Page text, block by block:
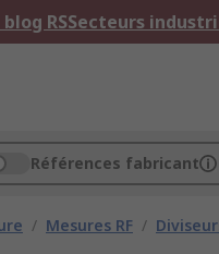
blog RSSecteurs
Références fabricant
/ Mesures RF /